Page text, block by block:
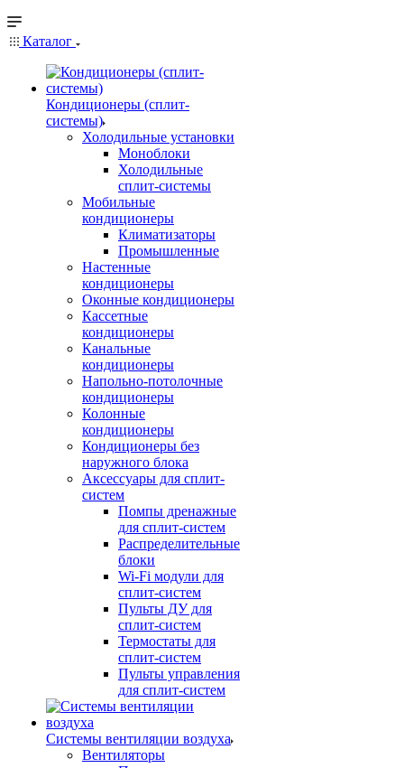
Каталог
Кондиционеры (сплит-
системы)
Холодильные установки
Моноблоки
Холодильные
сплит-системы
Мобильные
кондиционеры
Климатизаторы
Промышленные
Настенные
кондиционеры
Оконные кондиционеры
Кассетные
кондиционеры
Канальные
кондиционеры
Напольно-потолочные
кондиционеры
Колонные
кондиционеры
Кондиционеры без
наружного блока
Аксессуары для сплит-
систем
Помпы дренажные
для сплит-систем
Распределительные
блоки
Wi-Fi модули для
сплит-систем
Пульты ДУ для
сплит-систем
Термостаты для
сплит-систем
Пульты управления
для сплит-систем
Системы вентиляции воздуха
Вентиляторы